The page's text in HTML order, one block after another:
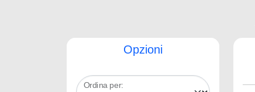
Opzioni
Ordina per: